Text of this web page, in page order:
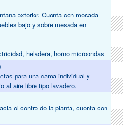
exterior. Cuenta con mesada
bajo y sobre mesada en
heladera, horno microondas.
para una cama individual y
al aire libre tipo lavadero.
el centro de la planta, cuenta con